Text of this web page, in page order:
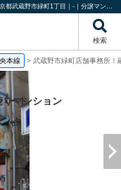
武蔵野市緑町店舗事務所！融資相談受付中！中国語＆EngOK！ 東京都武蔵野市緑町1丁目｜-｜分譲マンション情報｜株式会社リタ不動産
検索
本線 > 武蔵野市緑町店舗事務所！
ート
マンション
ート